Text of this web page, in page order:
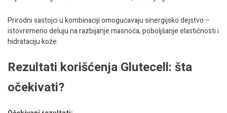
Prirodni sastojci u kombinaciji omogućavaju sinergijsko dejstvo –
istovremeno deluju na razbijanje masnoća, poboljšanje elastičnosti i
hidrataciju kože.
Rezultati korišćenja Glutecell: šta
očekivati?